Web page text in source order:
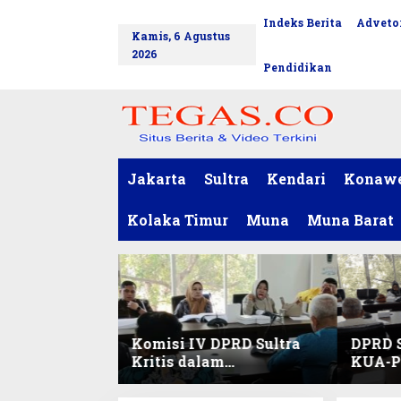
Kamis, 6 Agustus
2026
Indeks Berita
Pendidikan
Jakarta Sultra Kendari
Kolaka Timur Muna Muna Barat
Komisi IV DPRD Sultra
Kritis dalam
Harmonisasi KUA-PPAS
KUA-